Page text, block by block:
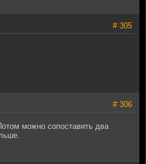
# 305
# 306
можно сопоставить два